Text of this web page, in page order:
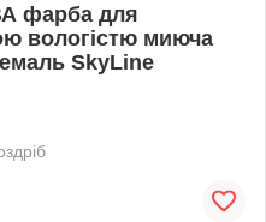
фарба для
вологістю миюча
SkyLine